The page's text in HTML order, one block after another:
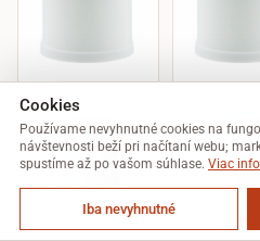
Cookies
Používame nevyhnutné cookies na
návštevnosti beží pri načítaní webu;
spustíme až po vašom súhlase. Viac
Iba nevyhnutné